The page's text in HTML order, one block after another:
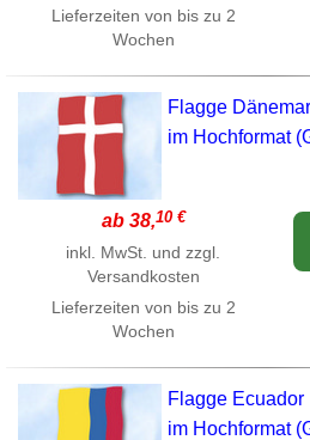
Lieferzeiten von bis zu 2
Wochen
Flagge
im Hochformat
ab 38,10 €
inkl. MwSt. und zzgl.
Versandkosten
Lieferzeiten von bis zu 2
Wochen
Flagge Ecuador
im Hochformat